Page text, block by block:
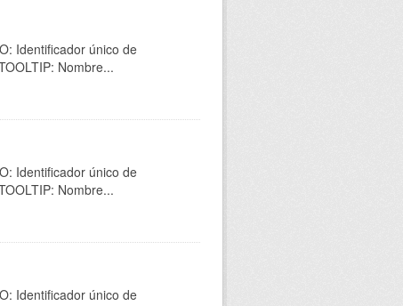
Identificador único de
Nombre...
Identificador único de
Nombre...
Identificador único de